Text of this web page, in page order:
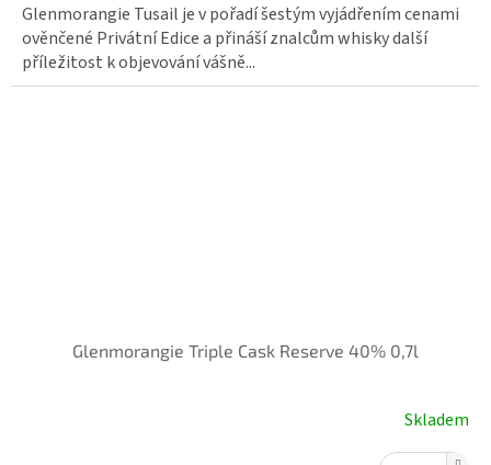
Glenmorangie Tusail je v pořadí šestým vyjádřením cenami
ověnčené Privátní Edice a přináší znalcům whisky další
příležitost k objevování vášně...
Glenmorangie Triple Cask Reserve 40% 0,7l
Skladem